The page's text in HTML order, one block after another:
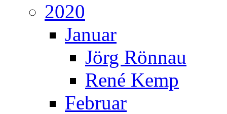
2020
Januar
Jörg Rönnau
René Kemp
Februar